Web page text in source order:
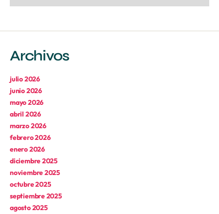
Archivos
julio 2026
junio 2026
mayo 2026
abril 2026
marzo 2026
febrero 2026
enero 2026
diciembre 2025
noviembre 2025
octubre 2025
septiembre 2025
agosto 2025